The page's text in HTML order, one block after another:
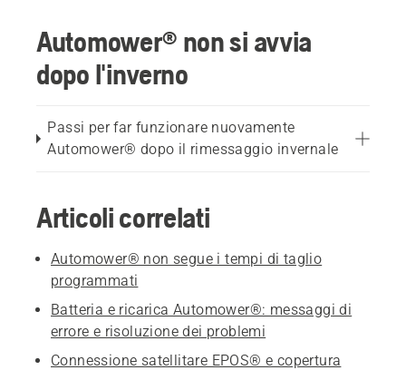
Automower® non si avvia
dopo l'inverno
Passi per far funzionare nuovamente
Automower® dopo il rimessaggio invernale
Articoli correlati
Automower® non segue i tempi di taglio
programmati
Batteria e ricarica Automower®: messaggi di
errore e risoluzione dei problemi
Connessione satellitare EPOS® e copertura